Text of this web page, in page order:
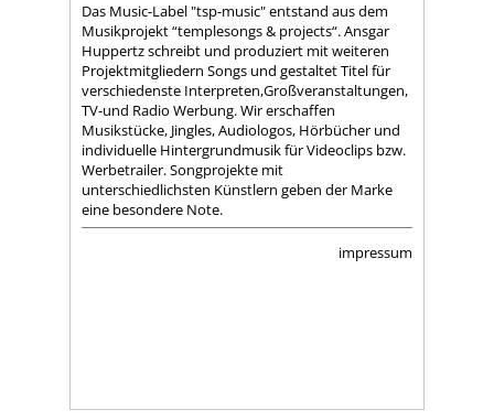
Das Music-Label "tsp-music" entstand aus dem
Musikprojekt “templesongs & projects“. Ansgar
Huppertz schreibt und produziert mit weiteren
Projektmitgliedern Songs und gestaltet Titel für
verschiedenste Interpreten,Großveranstaltungen,
TV-und Radio Werbung. Wir erschaffen
Musikstücke, Jingles, Audiologos, Hörbücher und
individuelle Hintergrundmusik für Videoclips bzw.
Werbetrailer. Songprojekte mit
unterschiedlichsten Künstlern geben der Marke
eine besondere Note.
impressum